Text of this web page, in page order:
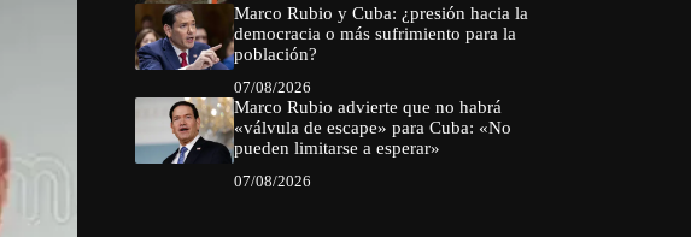
Marco Rubio y Cuba: ¿presión hacia la
democracia o más sufrimiento para la
población?
07/08/2026
Marco Rubio advierte que no habrá
«válvula de escape» para Cuba: «No
pueden limitarse a esperar»
07/08/2026